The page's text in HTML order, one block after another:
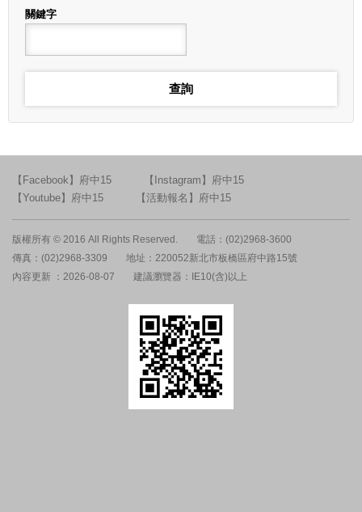
結束日期
關鍵字
【Facebook】府中15
【Instagram】府中15
【Youtube】府中15
【活動報名】府中15
版權所有 © 2016 All Rights Reserved.
電話：(02)2968-3600
傳真：(02)2968-3309
地址：220052新北市板橋區府中路15號
內容更新 ：2026-08-07
建議瀏覽器：IE10(含)以上